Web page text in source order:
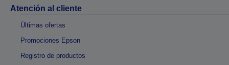
Atención al cliente
Últimas ofertas
Promociones Epson
Registro de productos